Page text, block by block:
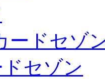
ードセゾ
セゾン